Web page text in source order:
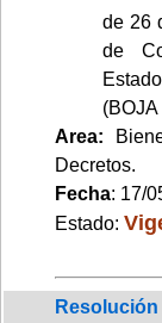
de 26
de
Area:
Decretos.
Fecha: 17/
Estado: